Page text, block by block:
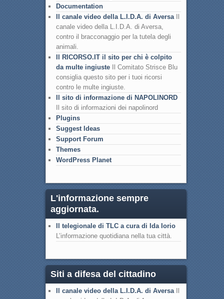
Documentation
Il canale video della L.I.D.A. di AversaIl
canale video della L.I.D.A. di Aversa,
contro il bracconaggio per la tutela degli
animali.
Il RICORSO.IT il sito per chi è colpito
da multe ingiusteIl Comitato Strisce Blu
consiglia questo sito per i tuoi ricorsi
contro le multe ingiuste.
Il sito di informazione di NAPOLINORD
Il sito di informazioni dei napolinord
Plugins
Suggest Ideas
Support Forum
Themes
WordPress Planet
L'informazione sempre
aggiornata.
Il telegionale di TLC a cura di Ida Iorio
L’informazione quotidiana nella tua città.
Siti a difesa del cittadino
Il canale video della L.I.D.A. di AversaIl